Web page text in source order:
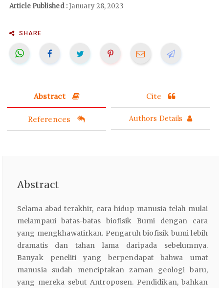
Article Published :January 28, 2023
SHARE
Abstract Cite
References Authors Details
Abstract
Selama abad terakhir, cara hidup manusia telah mulai
melampaui batas-batas biofisik Bumi dengan cara
yang mengkhawatirkan. Pengaruh biofisik bumi lebih
dramatis dan tahan lama daripada sebelumnya.
Banyak peneliti yang berpendapat bahwa umat
manusia sudah menciptakan zaman geologi baru,
yang mereka sebut Antroposen. Pendidikan, bahkan